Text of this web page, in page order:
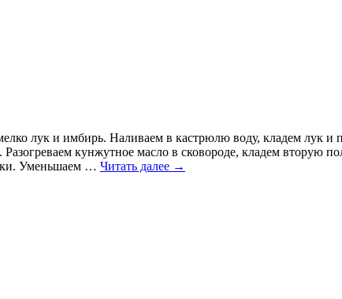
лук и имбирь. Наливаем в кастрюлю воду, кладем лук и
кунжутное масло в сковороде, кладем вторую
Уменьшаем … Читать далее →